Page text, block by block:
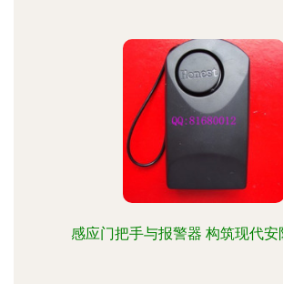
感应门把手与报警器 构筑现代安